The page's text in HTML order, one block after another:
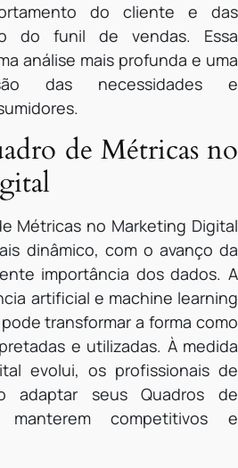
do cliente e das
do funil de vendas. Essa
análise mais profunda e uma
das necessidades e
de Métricas no
Métricas no Marketing Digital
dinâmico, com o avanço da
importância dos dados. A
artificial e machine learning
transformar a forma como
e utilizadas. À medida
evolui, os profissionais de
adaptar seus Quadros de
competitivos e